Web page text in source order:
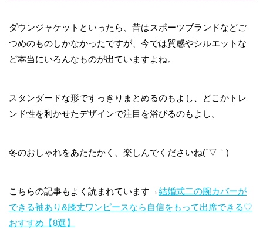
ダウンジャケットといったら、昔はスポーツブランドなどご
つめのものしかなかったですが、今では質感やシルエットな
ど本当にいろんなものが出ていますよね。
スタンダードな形ですっきりまとめるのもよし、どこかトレ
ンド性を利かせたデザインで注目を浴びるのもよし。
冬のおしゃれをあたたかく、楽しんでくださいね(´▽｀)
こちらの記事もよく読まれています→結婚式二の腕カバーが
できる袖あり&膝丈ワンピースなら自信をもって出席できる♡
おすすめ【8選】